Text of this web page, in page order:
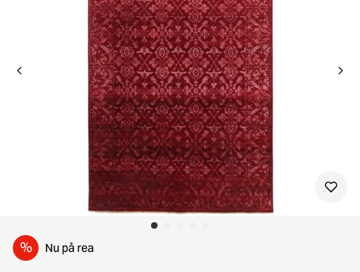
% Nu på rea